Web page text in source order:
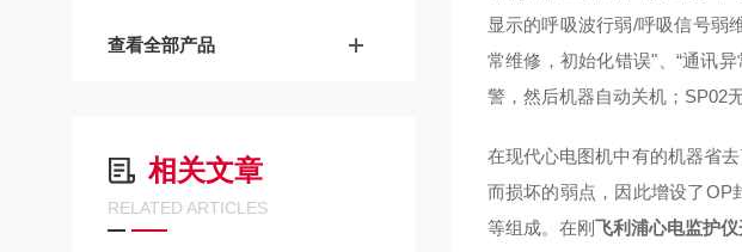
查看全部产品
相关文章
RELATED ARTICLES
显示的呼吸波行弱/呼吸信号弱
常维修，初始化错误"、“通讯
警，然后机器自动关机；SP02
在现代心电图机中有的机器省
而损坏的弱点，因此增设了OP
等组成。在刚飞利浦心电监护